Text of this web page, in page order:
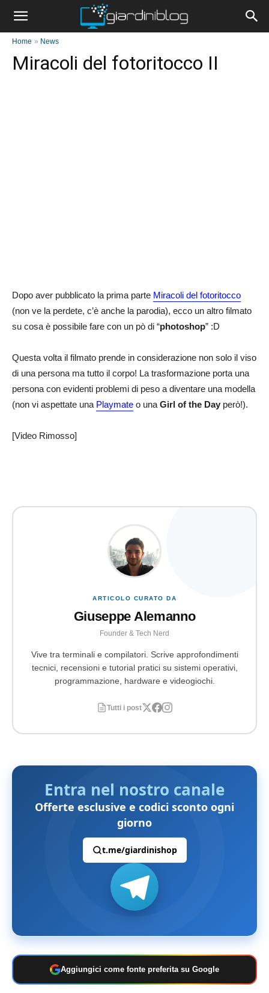
Home » News
Miracoli del fotoritocco II
Dopo aver pubblicato la prima parte Miracoli del fotoritocco
(non ve la perdete, c’è anche la parodia), ecco un altro filmato
su cosa è possibile fare con un pò di “photoshop” :D
Questa volta il filmato prende in considerazione non solo il viso
di una persona ma tutto il corpo! La trasformazione porta una
persona con evidenti problemi di peso a diventare una modella
(non vi aspettate una Playmate o una Girl of the Day però!).
[Video Rimosso]
ARTICOLO CURATO DA
Giuseppe Alemanno
Founder & Tech Nerd
Vive tra terminali e compilatori. Scrive approfondimenti
tecnici, recensioni e tutorial pratici su sistemi operativi,
programmazione, hardware e videogiochi.
Tutti i post
Entra nel nostro canale
Offerte esclusive e codici sconto ogni
giorno
t.me/giardinishop
Aggiungici come fonte preferita su Google